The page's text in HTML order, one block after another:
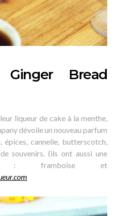
Ginger Bread
liqueur de cake à la menthe,
dévoile un nouveau parfum
épices, cannelle, butterscotch,
souvenirs. (ils ont aussi une
: framboise et